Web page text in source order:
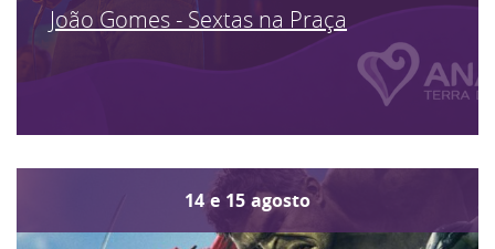
João Gomes - Sextas na Praça
14 e 15 agosto